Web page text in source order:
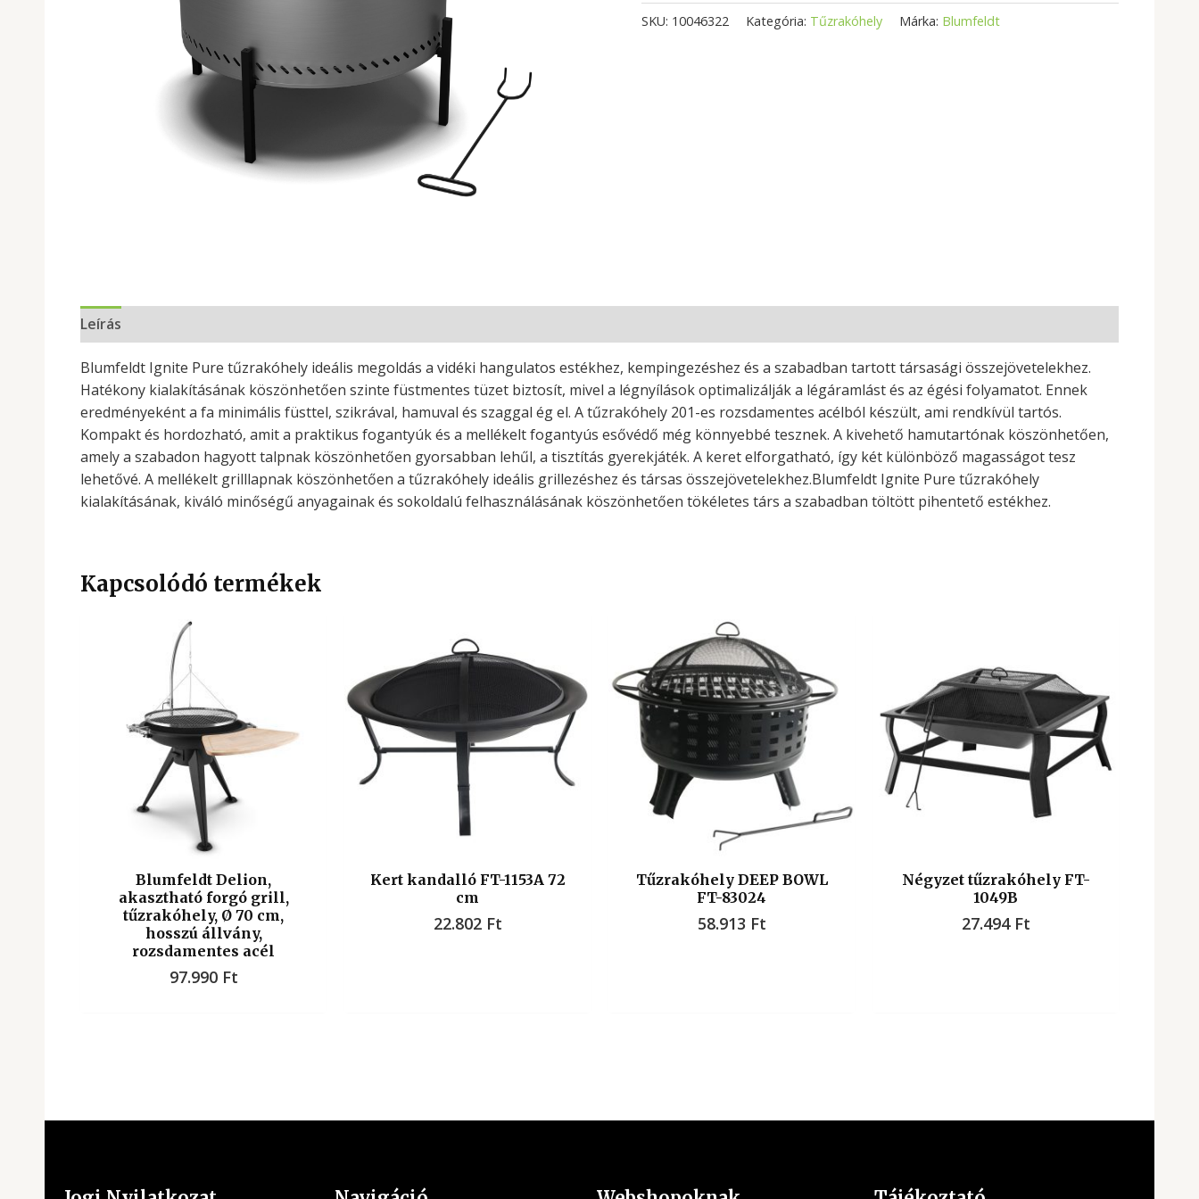
SKU: 10046322 Kategória: Tűzrakóhely Márka: Blumfeldt
Leírás
Blumfeldt Ignite Pure tűzrakóhely ideális megoldás a vidéki hangulatos estékhez, kempingezéshez és a szabadban tartott társasági összejövetelekhez.
Hatékony kialakításának köszönhetően szinte füstmentes tüzet biztosít, mivel a légnyílások optimalizálják a légáramlást és az égési folyamatot. Ennek
eredményeként a fa minimális füsttel, szikrával, hamuval és szaggal ég el. A tűzrakóhely 201-es rozsdamentes acélból készült, ami rendkívül tartós.
Kompakt és hordozható, amit a praktikus fogantyúk és a mellékelt fogantyús esővédő még könnyebbé tesznek. A kivehető hamutartónak köszönhetően,
amely a szabadon hagyott talpnak köszönhetően gyorsabban lehűl, a tisztítás gyerekjáték. A keret elforgatható, így két különböző magasságot tesz
lehetővé. A mellékelt grilllapnak köszönhetően a tűzrakóhely ideális grillezéshez és társas összejövetelekhez.Blumfeldt Ignite Pure tűzrakóhely
kialakításának, kiváló minőségű anyagainak és sokoldalú felhasználásának köszönhetően tökéletes társ a szabadban töltött pihentető estékhez.
Kapcsolódó termékek
Blumfeldt Delion,
akasztható forgó grill,
tűzrakóhely, Ø 70 cm,
hosszú állvány,
rozsdamentes acél
97.990 Ft
Kert kandalló FT-1153A 72
cm
22.802 Ft
Tűzrakóhely DEEP BOWL
FT-83024
58.913 Ft
Négyzet tűzrakóhely FT-
1049B
27.494 Ft